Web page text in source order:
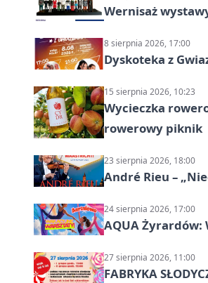
Wernisaż
8 sierpnia 2026, 17:00
Dyskoteka z
15 sierpnia 2026, 10:23
Wycieczka
rowerowy piknik
23 sierpnia 2026, 18:00
André Rieu –
24 sierpnia 2026, 17:00
AQUA
27 sierpnia 2026, 11:00
FABRYKA